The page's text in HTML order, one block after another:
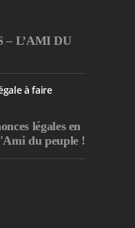
– L’AMI DU
à faire
légales en
du peuple !